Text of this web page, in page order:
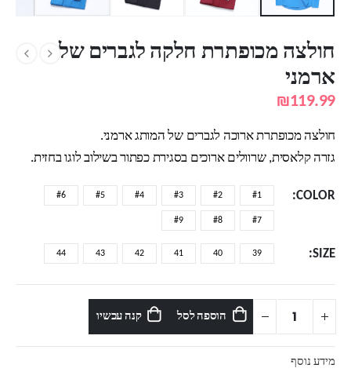
חולצה מכופתרת חלקה לגברים של
ארמני
₪119.99
חולצה מכופתרת ארוכה לגברים של המותג ארמני.
גזרה קלאסית, שרוולים ארוכים בסגירת כפתור בשילוב לוגו בחזית.
COLOR
#1
#2
#3
#4
#5
#6
#7
#8
#9
SIZE
39
40
41
42
43
44
הוספה לסל קנה עכשיו
מידע נוסף